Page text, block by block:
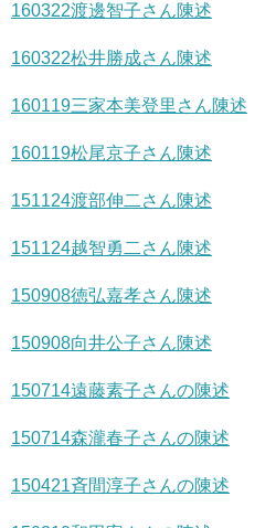
160322渡邊智子さん陳述
160322松井勝成さん陳述
160119三家本美登里さん陳述
160119松尾京子さん陳述
151124渡部伸二さん陳述
151124越智勇二さん陳述
150908徳弘嘉孝さん陳述
150908向井公子さん陳述
150714遠藤素子さんの陳述
150714森瀧春子さんの陳述
150421斉間淳子さんの陳述